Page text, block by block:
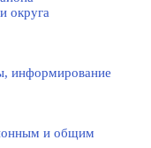
округа
информирование
и общим